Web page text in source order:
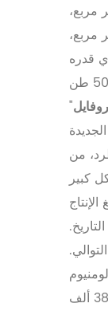
بناء المساكن لشركات التطوير العقاري 8,315.25 مليون متر مربع،
30.6%. وبلغت مساحة المساكن المكتملة 233.62 مليون متر مربع،
مليون طن، بانخفاض سنوي قدره
من
29.7٪ و34.4٪ عن الشهر السابق، وزيادة سنوية قدرها 28.2٪ و23.8٪ على التوالي.
وتعتقد شركة كابيتال سيكيوريتيز أن كمية الألمنيوم المستخدمة في المركبات التي تعمل بالطاقة الجديدة في بلدي ستصل إلى 1.08 مليون طن في عام 2022، بزيادة قدرها 380 ألف